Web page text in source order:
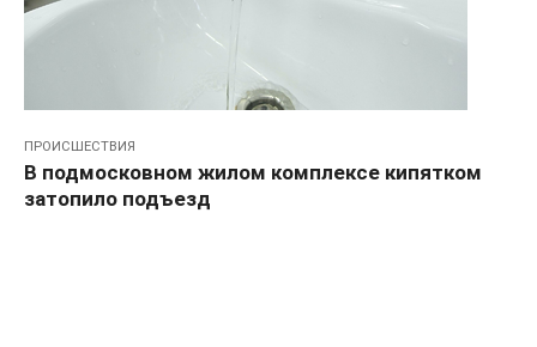
ПРОИСШЕСТВИЯ
В подмосковном жилом комплексе кипятком
затопило подъезд